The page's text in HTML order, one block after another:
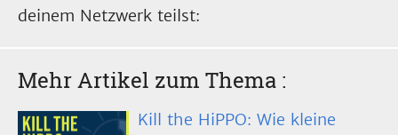
deinem Netzwerk teilst:
Mehr Artikel zum Thema :
Kill the HiPPO: Wie kleine